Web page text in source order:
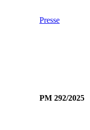
Presse
PM 292/2025